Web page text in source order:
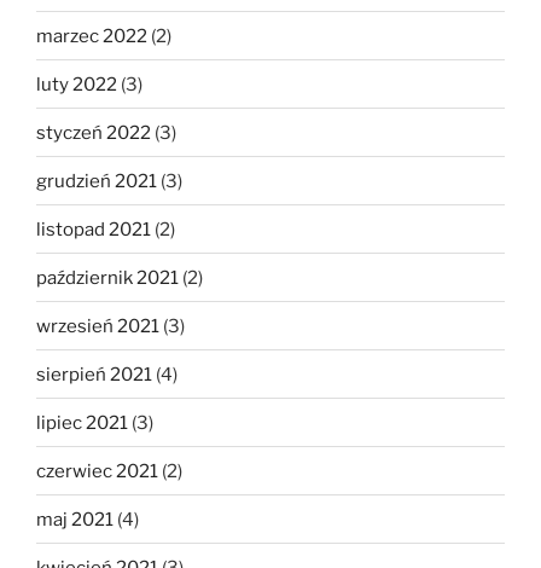
marzec 2022 (2)
luty 2022 (3)
styczeń 2022 (3)
grudzień 2021 (3)
listopad 2021 (2)
październik 2021 (2)
wrzesień 2021 (3)
sierpień 2021 (4)
lipiec 2021 (3)
czerwiec 2021 (2)
maj 2021 (4)